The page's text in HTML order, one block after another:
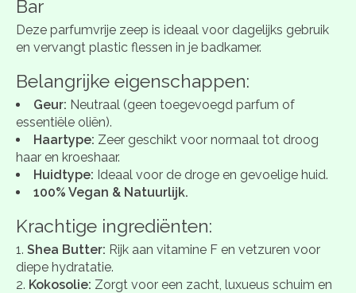
Bar
Deze parfumvrije zeep is ideaal voor dagelijks gebruik
en vervangt plastic flessen in je badkamer.
Belangrijke eigenschappen:
Geur: Neutraal (geen toegevoegd parfum of
essentiële oliën).
Haartype: Zeer geschikt voor normaal tot droog
haar en kroeshaar.
Huidtype: Ideaal voor de droge en gevoelige huid.
100% Vegan & Natuurlijk.
Krachtige ingrediënten:
Shea Butter: Rijk aan vitamine F en vetzuren voor
diepe hydratatie.
Kokosolie: Zorgt voor een zacht, luxueus schuim en